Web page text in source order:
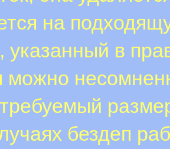
на
указанный в
бездеп